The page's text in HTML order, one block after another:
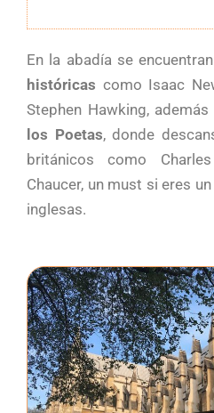
En la abadía se
históricas como Isaac
Stephen Hawking,
los Poetas, donde
británicos como
Chaucer, un must si eres
inglesas.